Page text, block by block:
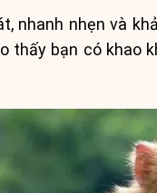
nhanh nhẹn và
thấy bạn có khao